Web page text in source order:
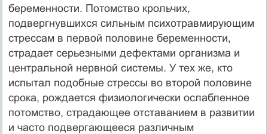
беременности. Потомство крольчих,
подвергнувшихся сильным психотравмирующим
стрессам в первой половине беременности,
страдает серьезными дефектами организма и
центральной нервной системы. У тех же, кто
испытал подобные стрессы во второй половине
срока, рождается физиологически ослабленное
потомство, страдающее отставанием в развитии
и часто подвергающееся различным